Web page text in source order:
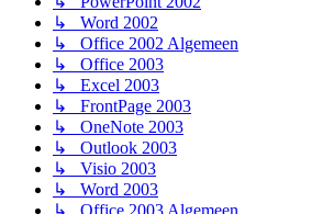
↳ Word 2002
↳ Office 2002 Algemeen
↳ Office 2003
↳ Excel 2003
↳ FrontPage 2003
↳ OneNote 2003
↳ Outlook 2003
↳ Visio 2003
↳ Word 2003